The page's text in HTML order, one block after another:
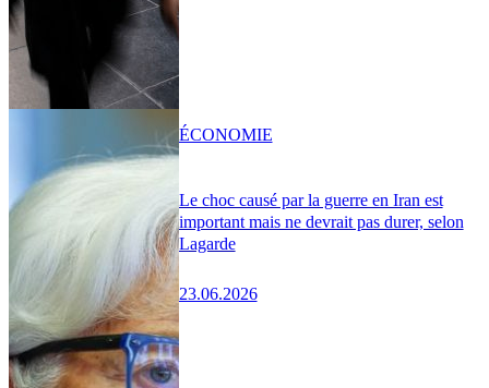
Le choc causé par la guerre en Iran est
important mais ne devrait pas durer, selon
Lagarde
23.06.2026
ÉCONOMIE